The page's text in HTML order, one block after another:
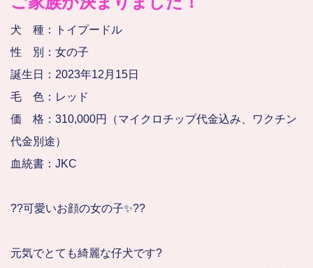
犬 種：トイプードル
性 別：女の子
誕生日：2023年12月15日
毛 色：レッド
価 格：310,000円（マイクロチップ代金込み、ワクチン
代金別途）
血統書：JKC
??可愛いお顔の女の子✨??
元気でとても綺麗な仔犬です?